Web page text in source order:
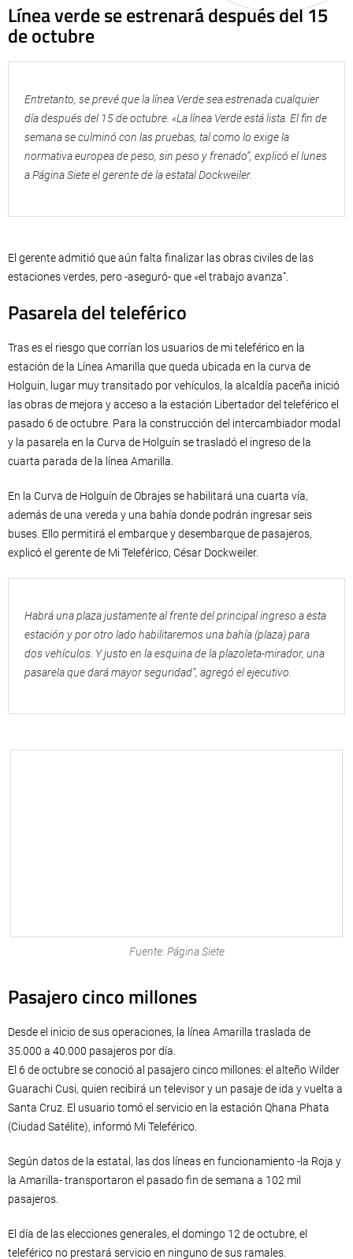
Línea verde se estrenará después del 15
de octubre
Entretanto, se prevé que la línea Verde sea estrenada cualquier
día después del 15 de octubre. «La línea Verde está lista. El fin de
semana se culminó con las pruebas, tal como lo exige la
normativa europea de peso, sin peso y frenado”, explicó el lunes
a Página Siete el gerente de la estatal Dockweiler.
El gerente admitió que aún falta finalizar las obras civiles de las
estaciones verdes, pero -aseguró- que «el trabajo avanza”.
Pasarela del teleférico
Tras es el riesgo que corrían los usuarios de mi teleférico en la
estación de la Línea Amarilla que queda ubicada en la curva de
Holguin, lugar muy transitado por vehículos, la alcaldía paceña inició
las obras de mejora y acceso a la estación Libertador del teleférico el
pasado 6 de octubre. Para la construcción del intercambiador modal
y la pasarela en la Curva de Holguín se trasladó el ingreso de la
cuarta parada de la línea Amarilla.
En la Curva de Holguín de Obrajes se habilitará una cuarta vía,
además de una vereda y una bahía donde podrán ingresar seis
buses. Ello permitirá el embarque y desembarque de pasajeros,
explicó el gerente de Mi Teleférico, César Dockweiler.
Habrá una plaza justamente al frente del principal ingreso a esta
estación y por otro lado habilitaremos una bahía (plaza) para
dos vehículos. Y justo en la esquina de la plazoleta-mirador, una
pasarela que dará mayor seguridad”, agregó el ejecutivo.
Fuente: Página Siete
Pasajero cinco millones
Desde el inicio de sus operaciones, la línea Amarilla traslada de
35.000 a 40.000 pasajeros por día.
El 6 de octubre se conoció al pasajero cinco millones: el alteño Wilder
Guarachi Cusi, quien recibirá un televisor y un pasaje de ida y vuelta a
Santa Cruz. El usuario tomó el servicio en la estación Qhana Phata
(Ciudad Satélite), informó Mi Teleférico.
Según datos de la estatal, las dos líneas en funcionamiento -la Roja y
la Amarilla- transportaron el pasado fin de semana a 102 mil
pasajeros.
El día de las elecciones generales, el domingo 12 de octubre, el
teleférico no prestará servicio en ninguno de sus ramales.